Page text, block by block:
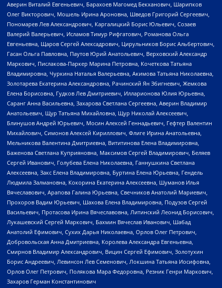
Аверин Виталий Евгеньевич, Барахоев Магомед Бекханович, Шарипков
Олег Викторович, Мошель Ирина Ароновна, Шведов Григорий Сергеевич,
Пономарев Лев Александрович, Каргалицкий Борис Юльевич, Созаев
Валерий Валерьевич, Исламов Тимур Рифгатович, Романова Ольга
Евгеньевна, Щаров Сергей Алексадрович, Цирульников Борис Альбертович,
Гасан Ольга Павловна, Паутов Юрий Анатольевич, Верховский Александр
Маркович, Пислакова-Паркер Марина Петровна, Кочеткова Татьяна
Владимировна, Чуркина Наталья Валерьевна, Акимова Татьяна Николаевна,
Золотарева Екатерина Александровна, Рачинский Ян Збигневич, Жемкова
Елена Борисовна, Гудков Лев Дмитриевич, Илларионова Юлия Юрьевна,
Саранг Анна Васильевна, Захарова Светлана Сергеевна, Аверин Владимир
Анатольевич, Щур Татьяна Михайловна, Щур Николай Алексеевич,
Блинушов Андрей Юрьевич, Мосин Алексей Геннадьевич, Гефтер Валентин
Михайлович, Симонов Алексей Кириллович, Флиге Ирина Анатольевна,
Мельникова Валентина Дмитриевна, Вититинова Елена Владимировна,
Баженова Светлана Куприяновна, Максимов Сергей Владимирович, Беляев
Сергей Иванович, Голубева Елена Николаевна, Ганнушкина Светлана
Алексеевна, Закс Елена Владимировна, Буртина Елена Юрьевна, Гендель
Людмила Залмановна, Кокорина Екатерина Алексеевна, Шуманов Илья
Вячеславович, Арапова Галина Юрьевна, Свечников Анатолий Мариевич,
Прохоров Вадим Юрьевич, Шахова Елена Владимировна, Подузов Сергей
Васильевич, Протасова Ирина Вячеславовна, Литинский Леонид Борисович,
Лукашевский Сергей Маркович, Бахмин Вячеслав Иванович, Шабад
Анатолий Ефимович, Сухих Дарья Николаевна, Орлов Олег Петрович,
Добровольская Анна Дмитриевна, Королева Александра Евгеньевна,
Смирнов Владимир Александрович, Вицин Сергей Ефимович, Золотухин
Борис Андреевич, Левинсон Лев Семенович, Локшина Татьяна Иосифовна,
Орлов Олег Петрович, Полякова Мара Федоровна, Резник Генри Маркович,
Захаров Герман Константинович